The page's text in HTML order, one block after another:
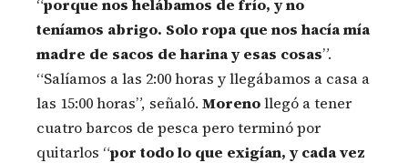
“porque nos helábamos de frío, y no
teníamos abrigo. Solo ropa que nos hacía mía
madre de sacos de harina y esas cosas”.
“Salíamos a las 2:00 horas y llegábamos a casa a
las 15:00 horas”, señaló. Morenollegó a tener
cuatro barcos de pesca pero terminó por
quitarlos “por todo lo que exigían, y cada vez